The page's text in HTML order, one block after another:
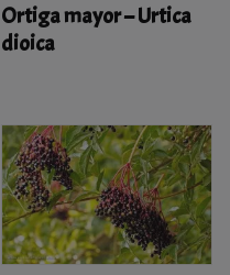
Ortiga mayor – Urtica
dioica